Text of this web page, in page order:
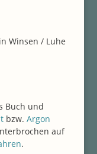
Winsen / Luhe
Buch und
bzw. Argon
auf
.